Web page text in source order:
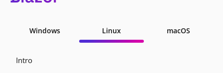
Windows Linux macOS
Intro